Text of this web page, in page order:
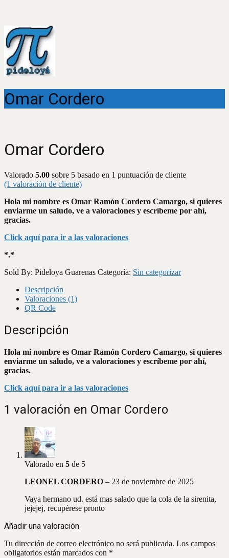
Omar Cordero
Omar Cordero
Valorado 5.00 sobre 5 basado en 1 puntuación de cliente
(1 valoración de cliente)
Hola mi nombre es Omar Ramón Cordero Camargo, si quieres
enviarme un saludo, ve a valoraciones y escríbeme por ahí,
gracias.
Click aquí para ir a las valoraciones
*.*
Sold By: Pideloya Guarenas Categoría: Sin categorizar
Descripción
Valoraciones (1)
QR Code
Descripción
Hola mi nombre es Omar Ramón Cordero Camargo, si quieres
enviarme un saludo, ve a valoraciones y escríbeme por ahí,
gracias.
Click aquí para ir a las valoraciones
1 valoración en Omar Cordero
Valorado en 5 de 5
LEONEL CORDERO – 23 de noviembre de 2025
Vaya hermano ud. está mas salado que la cola de la sirenita,
jejejej, recupérese pronto
Añadir una valoración
Tu dirección de correo electrónico no será publicada. Los campos
obligatorios están marcados con *